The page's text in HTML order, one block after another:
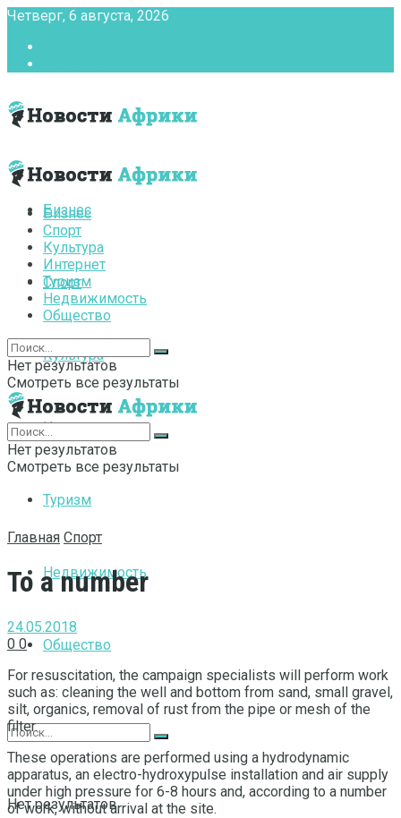
Четверг, 6 августа, 2026
Бизнес
Спорт
Культура
Интернет
Туризм
Недвижимость
Общество
Нет результатов
Бизнес
Спорт
Культура
Интернет
Туризм
Недвижимость
Общество
Нет результатов
Смотреть все результаты
Нет результатов
Смотреть все результаты
Главная Спорт
To a number
24.05.2018
0 0
For resuscitation, the campaign specialists will perform work
such as: cleaning the well and bottom from sand, small gravel,
silt, organics, removal of rust from the pipe or mesh of the
filter.
These operations are performed using a hydrodynamic
apparatus, an electro-hydroxypulse installation and air supply
under high pressure for 6-8 hours and, according to a number
of work, without arrival at the site.